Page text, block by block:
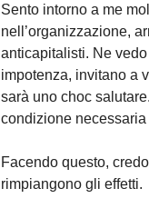
Sento intorno a me
nell’organizzazione,
anticapitalisti. Ne
impotenza, invitano a
sarà uno choc
condizione
Facendo questo,
rimpiangono gli effetti.